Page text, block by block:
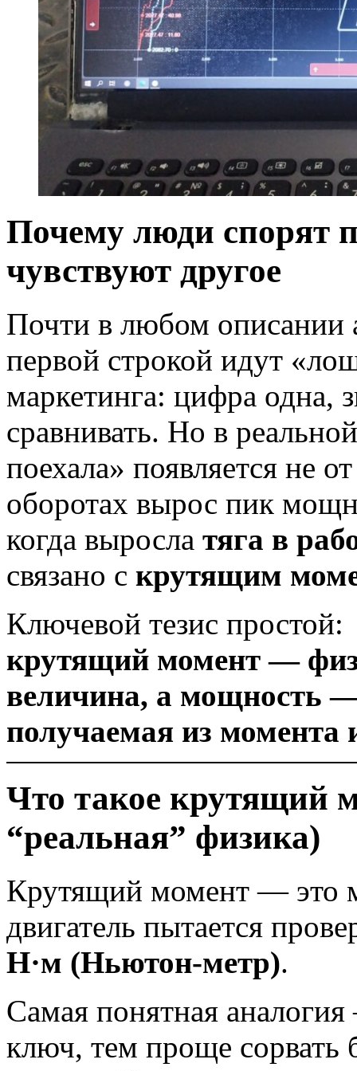
Почему люди спорят
чувствуют другое
Почти в любом описании
первой строкой идут
маркетинга: цифра одна,
сравнивать. Но в
поехала» появляется не
оборотах вырос пик
когда выросла тяга в
связано с крутящим
Ключевой тезис простой:
крутящий момент —
величина, а мощность
получаемая из момента
Что такое крутящий
“реальная” физика)
Крутящий момент — это
двигатель пытается
Н·м (Ньютон-метр).
Самая понятная
ключ, тем проще сорвать